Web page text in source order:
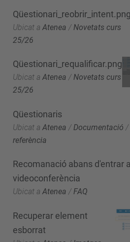
Qüestionari_reobrir_intent.png
Ubicat a Atenea / Novetats curs
25/26
Qüestionari_requalificar.png
Ubicat a Atenea /Novetats curs
25/26
Qüestionaris
Ubicat a Atenea / Documentació /
referència
Recomanació abans d'entrar
videoconferència
Ubicat a Atenea /FAQ
Recuperar element
esborrat